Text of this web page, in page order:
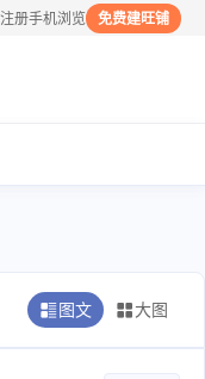
注册手机浏览 免费建旺铺
图文 大图